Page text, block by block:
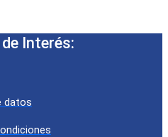
Interés:
datos